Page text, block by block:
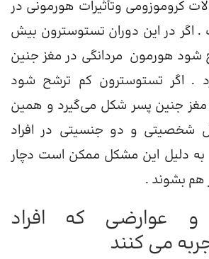
کروموزومی وتأثیرات هورمونی در
. اگر در این دوران تستوسترون بیش
شود هورمون مردانگی در مغز جنین
. اگر تستوسترون کم ترشح شود
مغز جنین پسر شکل می‌گیرد و همین
شخصیتی و دو جنسیتی در افراد
به دلیل این مشکل ممکن است دچار
هم بشوند .
عوارضی که افراد
می کنند